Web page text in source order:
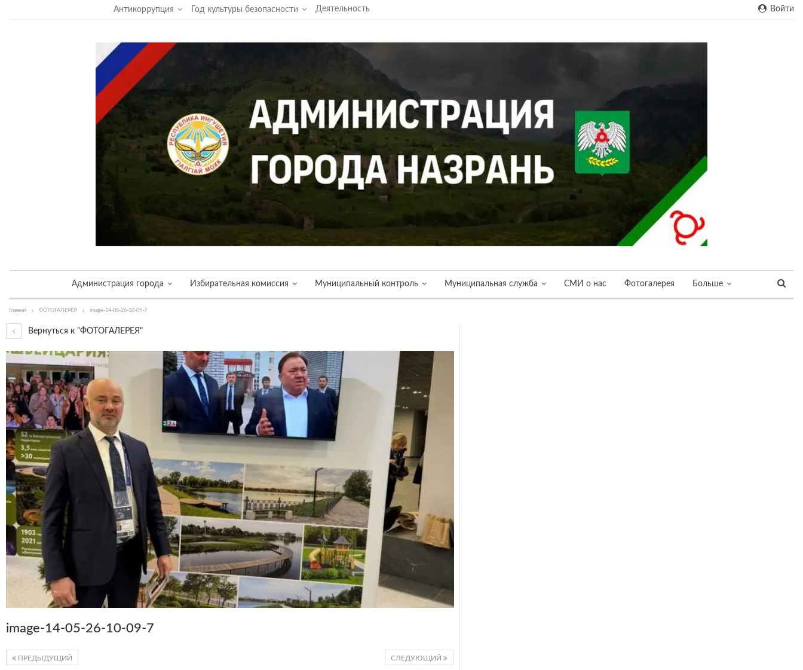
Войти
Антикоррупция Год культуры безопасности Деятельность
Администрация города Избирательная комиссия Муниципальный контроль Муниципальная служба СМИ о нас Фотогалерея Больше
Главная ФОТОГАЛЕРЕЯ image-14-05-26-10-09-7
Вернуться к "ФОТОГАЛЕРЕЯ"
image-14-05-26-10-09-7
СЛЕДУЮЩИЙ
ПРЕДЫДУЩИЙ